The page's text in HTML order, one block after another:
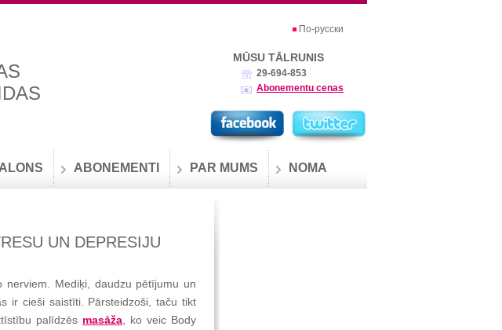
По-русски
MŪSU TĀLRUNIS
29-694-853
Abonementu cenas
ABONEMENTI PAR MUMS NOMA
UN DEPRESIJU
Mediķi, daudzu pētījumu un
ir cieši saistīti. Pārsteidzoši, taču tikt
palīdzēs masāža , ko veic Body